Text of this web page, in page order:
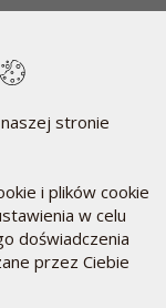
Zdrowie i
stronie
i plików cookie
w celu
doświadczenia
przez Ciebie